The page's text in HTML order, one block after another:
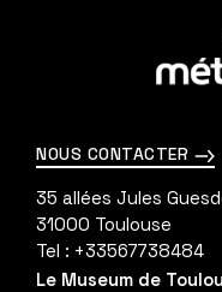
NOUS CONTACTER
35 allées Jules
31000 Toulouse
Tel : +33567738484
Le Museum de